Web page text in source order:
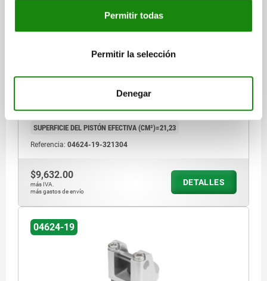
Permitir todas
Permitir la selección
Denegar
DOBLE EFECTO, DK=32, CANALES PERFORADOS
ALUMINIO
DIÁMETRO DEL PISTÓN=32
H6=14,5 L=68
L3=20 R=33 FUERZA DE PISTÓN CON 6 BAR (KN)=1,27
SUPERFICIE DEL PISTÓN EFECTIVA (CM²)=21,23
Referencia: 04624-19-321304
$9,632.00
más IVA.
más gastos de envío
DETALLES
04624-19